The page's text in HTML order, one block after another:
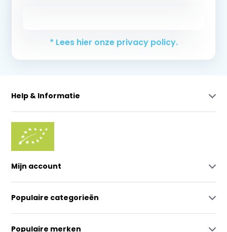
* Lees hier onze privacy policy.
Help & Informatie
Mijn account
Populaire categorieën
Populaire merken